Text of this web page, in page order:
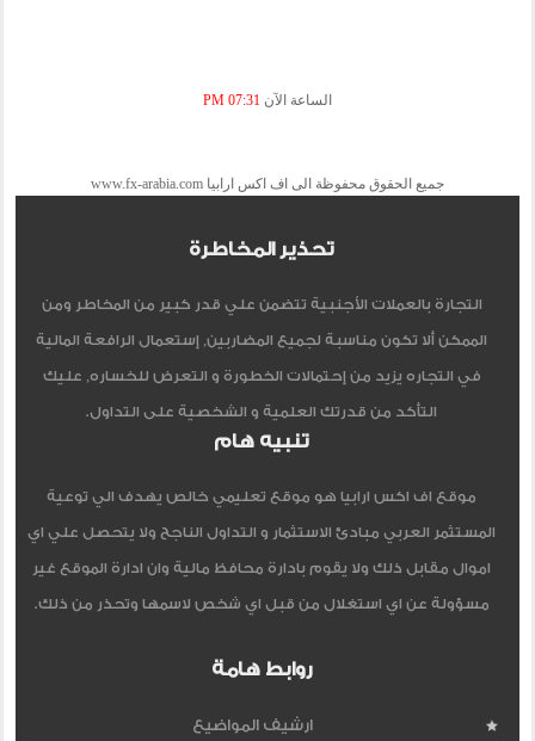
الساعة الآن 07:31 PM
جميع الحقوق محفوظة الى اف اكس ارابيا www.fx-arabia.com
تحذير المخاطرة
التجارة بالعملات الأجنبية تتضمن علي قدر كبير من المخاطر ومن
الممكن ألا تكون مناسبة لجميع المضاربين, إستعمال الرافعة المالية
في التجاره يزيد من إحتمالات الخطورة و التعرض للخساره, عليك
التأكد من قدرتك العلمية و الشخصية على التداول.
تنبيه هام
موقع اف اكس ارابيا هو موقع تعليمي خالص يهدف الي توعية
المستثمر العربي مبادئ الاستثمار و التداول الناجح ولا يتحصل علي اي
اموال مقابل ذلك ولا يقوم بادارة محافظ مالية وان ادارة الموقع غير
مسؤولة عن اي استغلال من قبل اي شخص لاسمها وتحذر من ذلك.
روابط هامة
ارشيف المواضيع